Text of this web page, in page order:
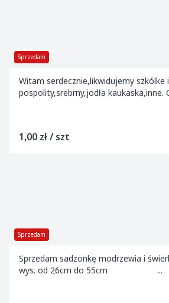
Sprzedam
Witam serdecznie,likwidujemy
pospolity,srebrny,jodła
1,00 zł / szt
Sprzedam
Sprzedam sadzonkę modrzewia
wys. od 26cm do 55cm ...